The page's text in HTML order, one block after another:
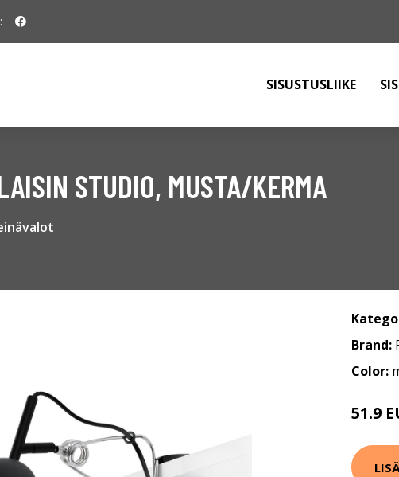
SISUSTUSLIIKE
STUDIO, MUSTA/KERMA
Brand:
Color:
51.9